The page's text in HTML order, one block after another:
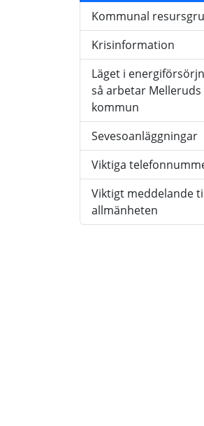
Kommunal
Krisinformation
Läget i
så arbetar Melleruds
kommun
Sevesoanläggningar
Viktiga
Viktigt meddelande
allmänheten